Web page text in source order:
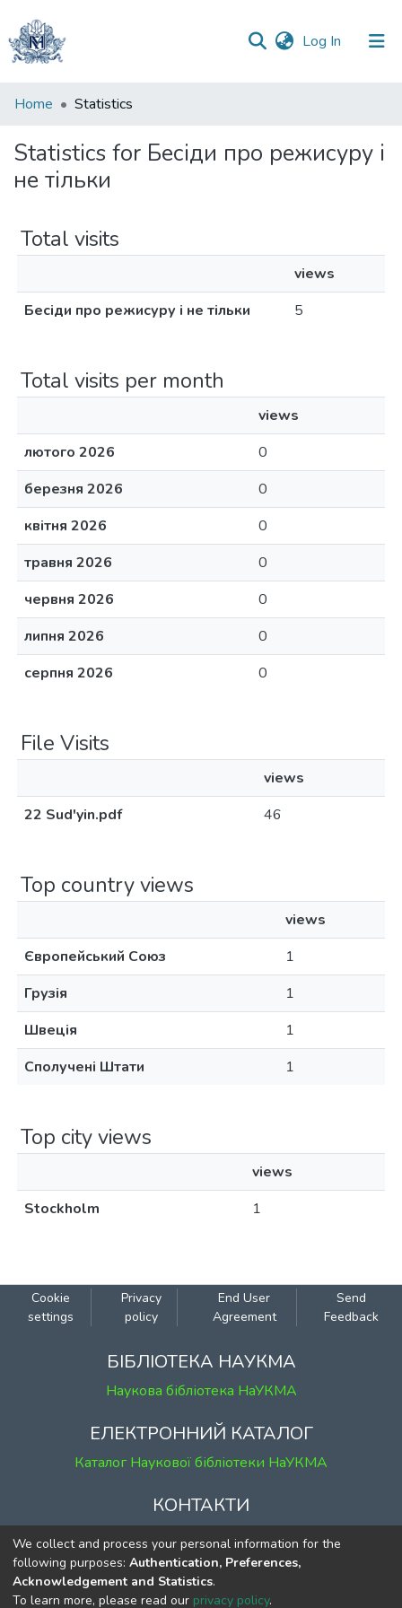
Log In (current)
Communities
Collections
All of DSpace
Home Statistics
Statistics for Бесіди про режисуру і
не тільки
Total visits
views
Бесіди про режисуру і не тільки
5
Total visits per month
views
лютого 2026
0
березня 2026
0
квітня 2026
0
травня 2026
0
червня 2026
0
липня 2026
0
серпня 2026
0
File Visits
views
22 Sud'yin.pdf
46
Top country views
views
Європейський Союз
1
Грузія
1
Швеція
1
Сполучені Штати
1
Top city views
views
Stockholm
1
Cookie
settings
Privacy
policy
End User
Agreement
Send
Feedback
БІБЛІОТЕКА НАУКМА
Наукова бібліотека НаУКМА
ЕЛЕКТРОННИЙ КАТАЛОГ
Каталог Наукової бібліотеки НаУКМА
КОНТАКТИ
м. Київ, вул. Григорія Сковороди, 2
к. 1, к. 120
тел. (044) 463-69-31
We collect and process your personal information for the
following purposes: Authentication, Preferences,
Acknowledgement and Statistics.
To learn more, please read our privacy policy.